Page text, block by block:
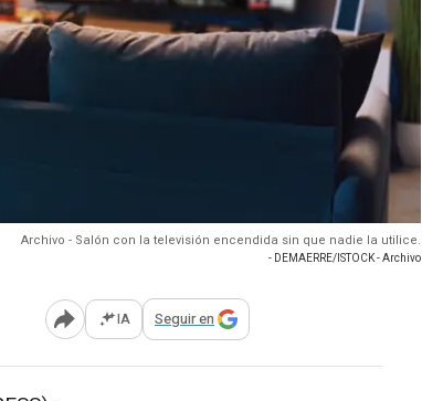
Archivo - Salón con la televisión encendida sin que nadie la utilice.
- DEMAERRE/ISTOCK - Archivo
Abrir opciones para compartir
IA Seguir en